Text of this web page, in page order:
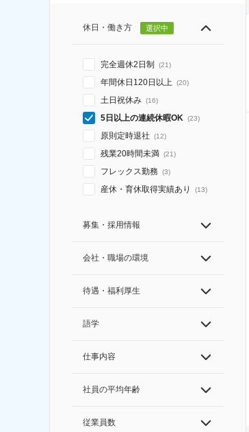
休日・働き方 選択中
完全週休2日制 (21)
年間休日120日以上 (20)
土日祝休み (16)
5日以上の連続休暇OK (23)
原則定時退社 (12)
残業20時間未満 (21)
フレックス勤務 (3)
産休・育休取得実績あり (13)
募集・採用情報
会社・職場の環境
待遇・福利厚生
語学
仕事内容
社員の平均年齢
従業員数